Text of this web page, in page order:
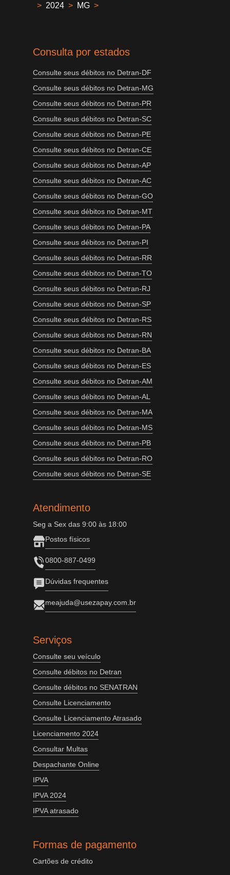
> 2024 > MG >
Consulta por estados
Consulte seus débitos no Detran-DF
Consulte seus débitos no Detran-MG
Consulte seus débitos no Detran-PR
Consulte seus débitos no Detran-SC
Consulte seus débitos no Detran-PE
Consulte seus débitos no Detran-CE
Consulte seus débitos no Detran-AP
Consulte seus débitos no Detran-AC
Consulte seus débitos no Detran-GO
Consulte seus débitos no Detran-MT
Consulte seus débitos no Detran-PA
Consulte seus débitos no Detran-PI
Consulte seus débitos no Detran-RR
Consulte seus débitos no Detran-TO
Consulte seus débitos no Detran-RJ
Consulte seus débitos no Detran-SP
Consulte seus débitos no Detran-RS
Consulte seus débitos no Detran-RN
Consulte seus débitos no Detran-BA
Consulte seus débitos no Detran-ES
Consulte seus débitos no Detran-AM
Consulte seus débitos no Detran-AL
Consulte seus débitos no Detran-MA
Consulte seus débitos no Detran-MS
Consulte seus débitos no Detran-PB
Consulte seus débitos no Detran-RO
Consulte seus débitos no Detran-SE
Atendimento
Seg a Sex das 9:00 às 18:00
Postos físicos
0800-887-0499
Dúvidas frequentes
meajuda@usezapay.com.br
Serviços
Consulte seu veículo
Consulte débitos no Detran
Consulte débitos no SENATRAN
Consulte Licenciamento
Consulte Licenciamento Atrasado
Licenciamento 2024
Consultar Multas
Despachante Online
IPVA
IPVA 2024
IPVA atrasado
Formas de pagamento
Cartões de crédito